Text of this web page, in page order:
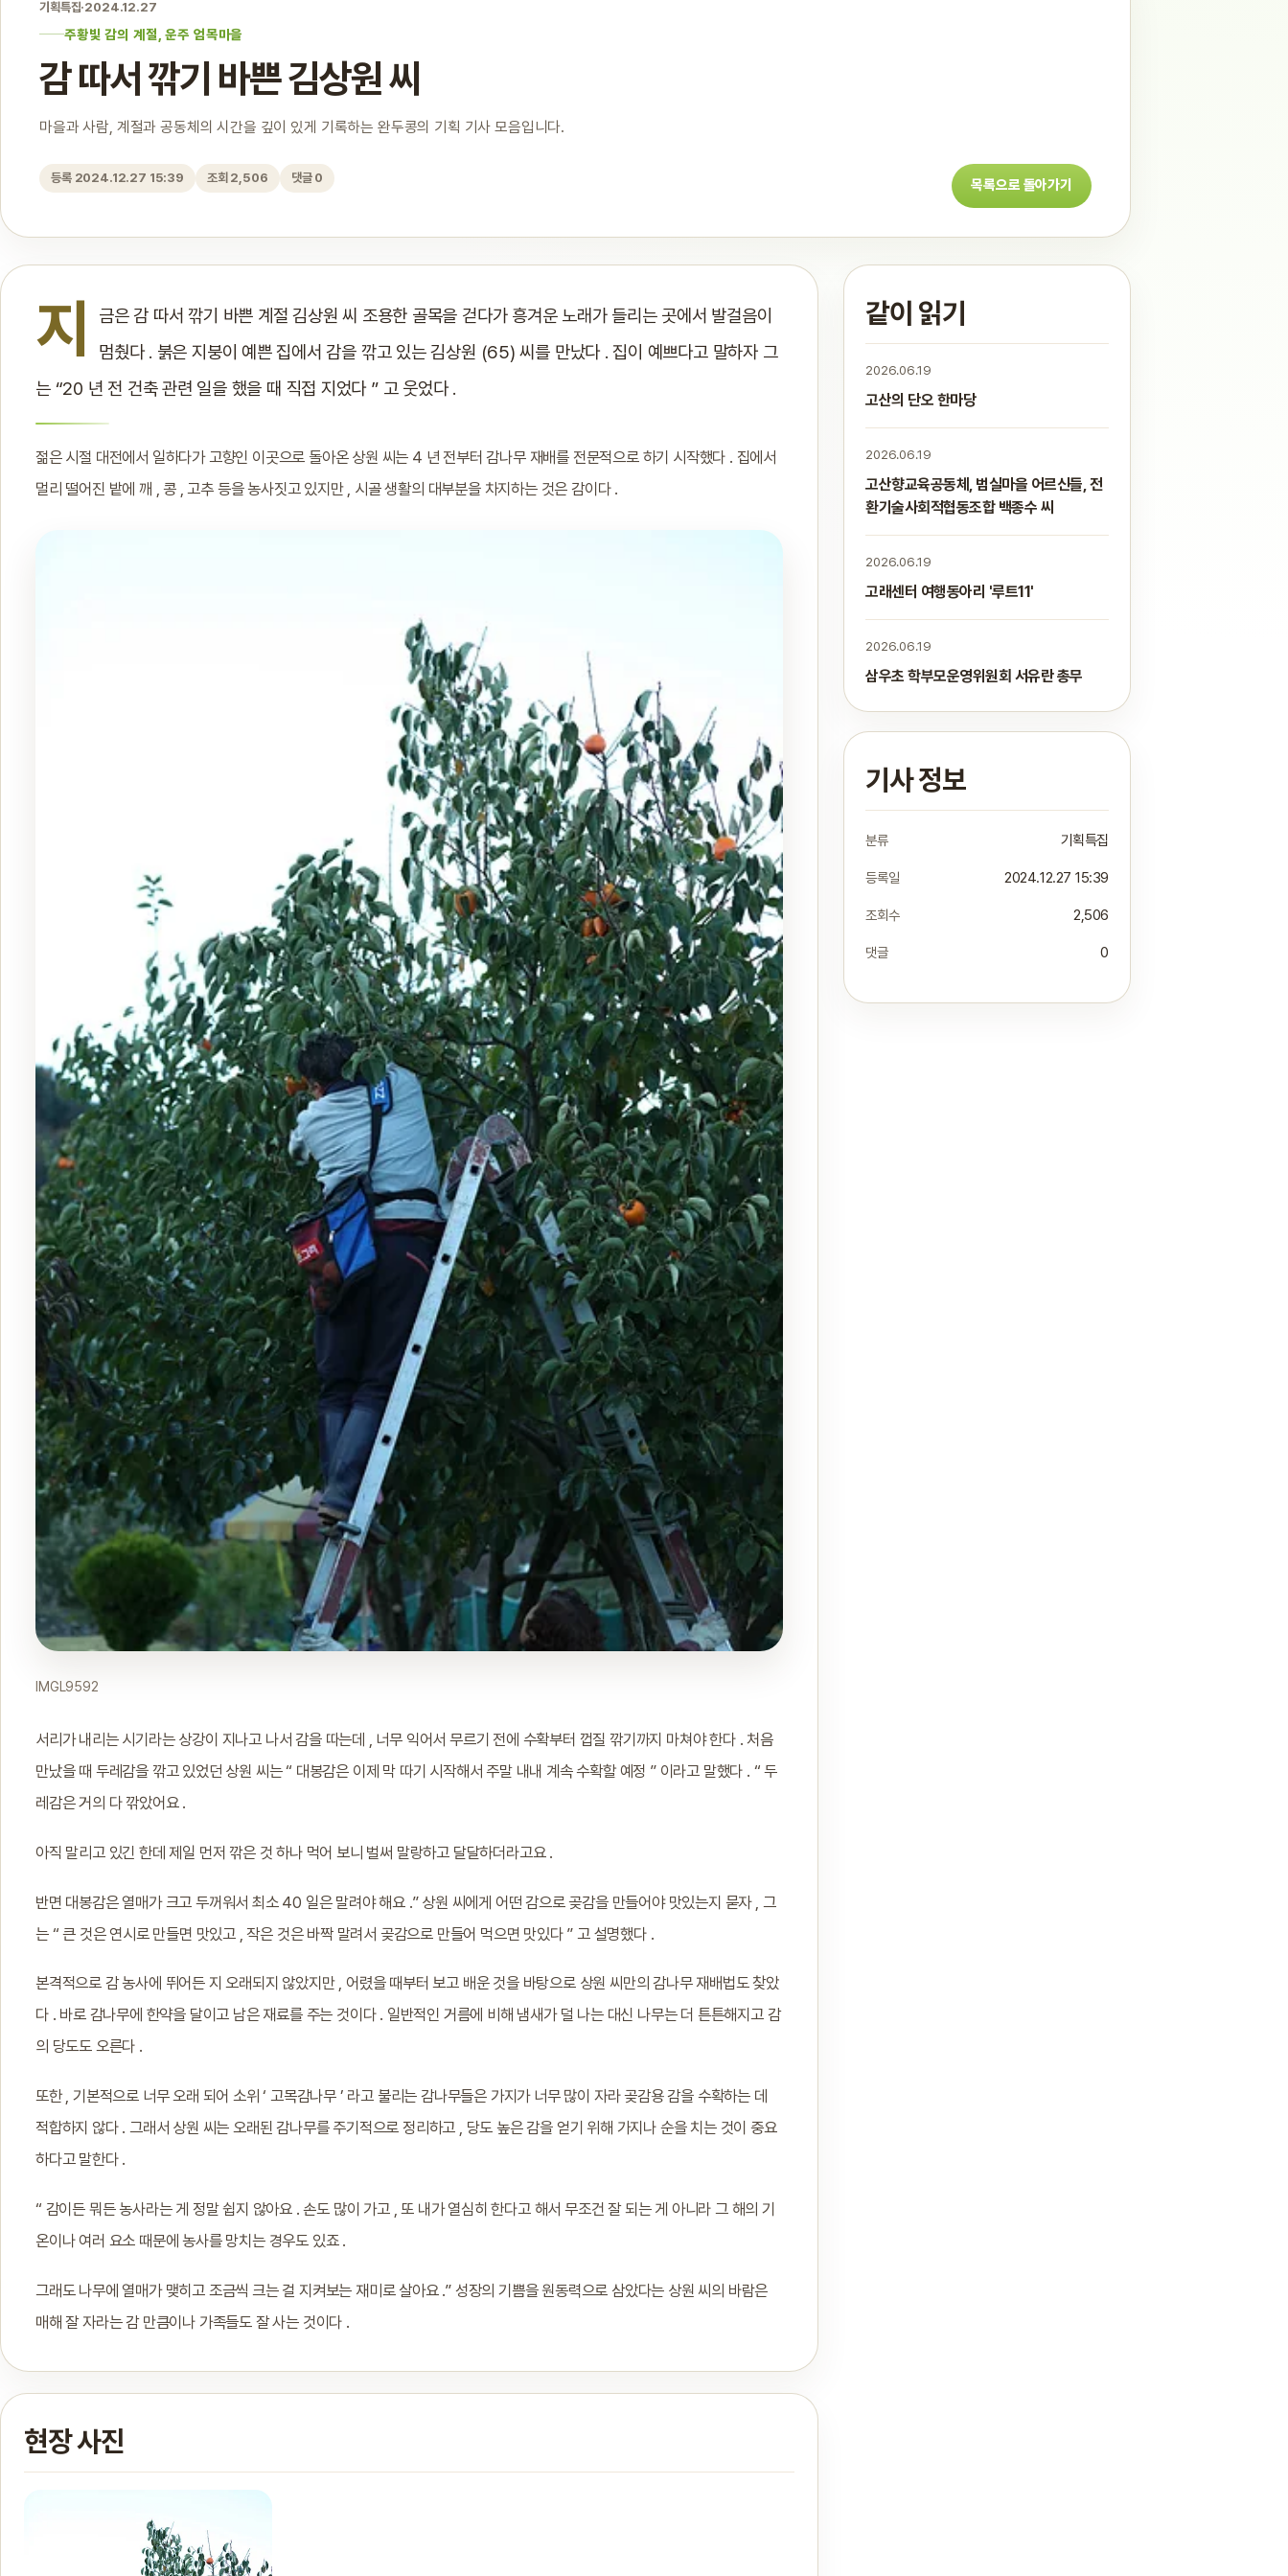
기획특집·2024.12.27
주황빛 감의 계절, 운주 엄목마을
감 따서 깎기 바쁜 김상원 씨
마을과 사람, 계절과 공동체의 시간을 깊이 있게 기록하는 완두콩의 기획 기사 모음입니다.
등록 2024.12.27 15:39 조회 2,506 댓글 0 목록으로 돌아가기
지
금은 감 따서 깎기 바쁜 계절 김상원 씨 조용한 골목을 걷다가 흥겨운 노래가 들리는 곳에서 발걸음이
멈췄다 . 붉은 지붕이 예쁜 집에서 감을 깎고 있는 김상원 (65) 씨를 만났다 . 집이 예쁘다고 말하자 그
는 “20 년 전 건축 관련 일을 했을 때 직접 지었다 ” 고 웃었다 .
젊은 시절 대전에서 일하다가 고향인 이곳으로 돌아온 상원 씨는 4 년 전부터 감나무 재배를 전문적으로 하기 시작했다 . 집에서
멀리 떨어진 밭에 깨 , 콩 , 고추 등을 농사짓고 있지만 , 시골 생활의 대부분을 차지하는 것은 감이다 .
IMGL9592
서리가 내리는 시기라는 상강이 지나고 나서 감을 따는데 , 너무 익어서 무르기 전에 수확부터 껍질 깎기까지 마쳐야 한다 . 처음
만났을 때 두레감을 깎고 있었던 상원 씨는 “ 대봉감은 이제 막 따기 시작해서 주말 내내 계속 수확할 예정 ” 이라고 말했다 . “ 두
레감은 거의 다 깎았어요 .
아직 말리고 있긴 한데 제일 먼저 깎은 것 하나 먹어 보니 벌써 말랑하고 달달하더라고요 .
반면 대봉감은 열매가 크고 두꺼워서 최소 40 일은 말려야 해요 .” 상원 씨에게 어떤 감으로 곶감을 만들어야 맛있는지 묻자 , 그
는 “ 큰 것은 연시로 만들면 맛있고 , 작은 것은 바짝 말려서 곶감으로 만들어 먹으면 맛있다 ” 고 설명했다 .
본격적으로 감 농사에 뛰어든 지 오래되지 않았지만 , 어렸을 때부터 보고 배운 것을 바탕으로 상원 씨만의 감나무 재배법도 찾았
다 . 바로 감나무에 한약을 달이고 남은 재료를 주는 것이다 . 일반적인 거름에 비해 냄새가 덜 나는 대신 나무는 더 튼튼해지고 감
의 당도도 오른다 .
또한 , 기본적으로 너무 오래 되어 소위 ‘ 고목감나무 ’ 라고 불리는 감나무들은 가지가 너무 많이 자라 곶감용 감을 수확하는 데
적합하지 않다 . 그래서 상원 씨는 오래된 감나무를 주기적으로 정리하고 , 당도 높은 감을 얻기 위해 가지나 순을 치는 것이 중요
하다고 말한다 .
“ 감이든 뭐든 농사라는 게 정말 쉽지 않아요 . 손도 많이 가고 , 또 내가 열심히 한다고 해서 무조건 잘 되는 게 아니라 그 해의 기
온이나 여러 요소 때문에 농사를 망치는 경우도 있죠 .
그래도 나무에 열매가 맺히고 조금씩 크는 걸 지켜보는 재미로 살아요 .” 성장의 기쁨을 원동력으로 삼았다는 상원 씨의 바람은
매해 잘 자라는 감 만큼이나 가족들도 잘 사는 것이다 .
현장 사진
같이 읽기
2026.06.19
고산의 단오 한마당
2026.06.19
고산향교육공동체, 범실마을 어르신들, 전
환기술사회적협동조합 백종수 씨
2026.06.19
고래센터 여행동아리 '루트11'
2026.06.19
삼우초 학부모운영위원회 서유란 총무
기사 정보
분류 기획특집
등록일 2024.12.27 15:39
조회수 2,506
댓글 0